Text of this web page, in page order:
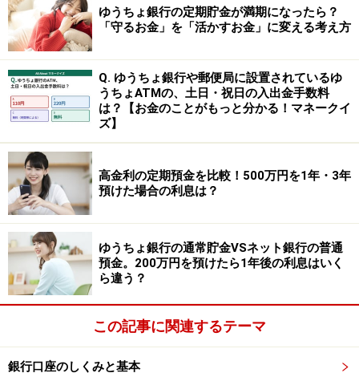
2026年6月8日～7月31日。
④auじぶん銀行
商品名：円定期預金
金利：1.20％
預入期間：1年
預入金額：1万円以上（1円単位）
※「夏の1年もの特別金利キャンペーン」が適用された金
利。預入金額および回数に上限なし。キャンペーン期間
は2026年6月1日～8月31日。
⑤住信SBIネット銀行
商品名：円定期預金
ゆうちょ銀行の定期貯金が満期になったら？
「守るお金」を「活かすお金」に変える考え方
Q. ゆうちょ銀行や郵便局に設置されているゆ
うちょATMの、土日・祝日の入出金手数料
は？【お金のことがもっと分かる！マネークイ
ズ】
高金利の定期預金を比較！500万円を1年・3年
預けた場合の利息は？
ゆうちょ銀行の通常貯金VSネット銀行の普通
預金。200万円を預けたら1年後の利息はいく
ら違う？
この記事に関連するテーマ
銀行口座のしくみと基本